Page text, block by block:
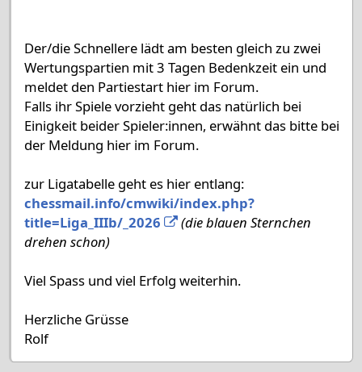
Der/die Schnellere lädt am besten gleich zu zwei
Wertungspartien mit 3 Tagen Bedenkzeit ein und
meldet den Partiestart hier im Forum.
Falls ihr Spiele vorzieht geht das natürlich bei
Einigkeit beider Spieler:innen, erwähnt das bitte bei
der Meldung hier im Forum.
zur Ligatabelle geht es hier entlang:
chessmail.info/cmwiki/index.php?
title=Liga_IIIb/_2026
(die blauen Sternchen
drehen schon)
Viel Spass und viel Erfolg weiterhin.
Herzliche Grüsse
Rolf